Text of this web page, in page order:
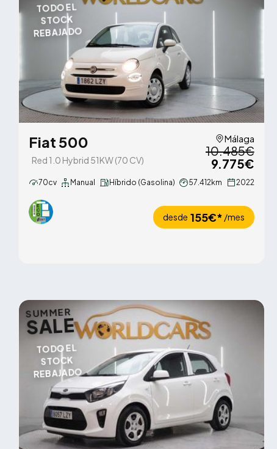
TODO EL
STOCK
REBAJADO
Fiat 500
Red 1.0 Hybrid 51KW (70 CV)
Málaga
10.485€
9.775€
70cv Manual Híbrido (Gasolina) 57.412km 2022
desde 155€* /mes
SUMMER
SALE
TODO EL
STOCK
REBAJADO